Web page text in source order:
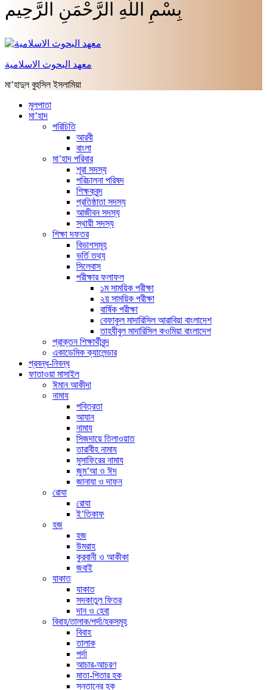
بِسْمِ اللَّهِ الرَّحْمَنِ الرَّحِيم
معهد البحوث الاسلامية
মা’হাদুল বুহুসিল ইসলামিয়া
মূলপাতা
মা’হাদ
পরিচিতি
আরবী
বাংলা
মা’হাদ পরিবার
শূরা সদস্য
পরিচালনা পরিষদ
শিক্ষকবৃন্দ
প্রতিষ্ঠাতা সদস্য
আজীবন সদস্য
স্থায়ী সদস্য
শিক্ষা দফতর
বিভাগসমূহ
ভর্তি তথ্য
সিলেবাস
পরীক্ষার ফলাফল
১ম সাময়িক পরীক্ষা
২য় সাময়িক পরীক্ষা
বার্ষিক পরীক্ষা
বেফাকুল মাদারিসিল আরাবিয়া বাংলাদেশ
তাহযীবুল মাদারিসিল কওমিয়া বাংলাদেশ
প্রাক্তন শিক্ষার্থীবৃন্দ
একাডেমিক ক্যালেন্ডার
প্রবন্ধ-নিবন্ধ
ফাতাওয়া মাসাইল
ঈমান আকীদা
নামায
পবিত্রতা
আযান
নামায
সিজদায়ে তিলাওয়াত
তারাবীহ নামায
মুসাফিরের নামায
জুম’আ ও ঈদ
জানাযা ও দাফন
রোযা
রোযা
ই’তিকাফ
হজ
হজ
উমরাহ
কুরবানী ও আকীকা
জবাই
যাকাত
যাকাত
সদকাতুল ফিতর
দান ও হেবা
বিবাহ/তালাক/পর্দা/হকসমূহ
বিবাহ
তালাক
পর্দা
আচার-আচরণ
মাতা-পিতার হক
সন্তানের হক